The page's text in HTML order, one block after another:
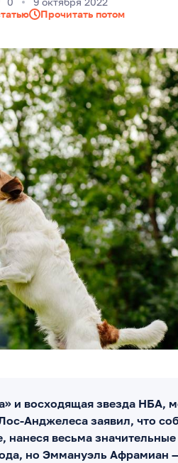
Прочитать потом
и восходящая звезда НБА,
Анджелеса заявил, что
нанеся весьма
но Эммануэль Афрамиан